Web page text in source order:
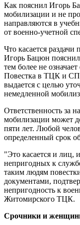
Как пояснил Игорь
мобилизации и не
направляются в
от военно-учетной
Что касается раздачи
Игорь Бацюн
тем более не
Повестка в ТЦК и
выдается с целью
немедленной
Ответственность за
мобилизации может
пяти лет. Любой
определенный срок
"Это касается и лиц,
непригодных к
таким людям
документами,
непригодность к
Житомирского ТЦК.
Срочники и